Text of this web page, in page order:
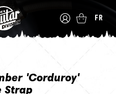
FR
'Corduroy'
Strap